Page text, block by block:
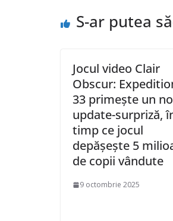
S-ar putea
Jocul video Clair
Obscur:
33 primește un
update-surpriză,
timp ce jocul
depășește 5
de copii vândute
9 octombrie 2025